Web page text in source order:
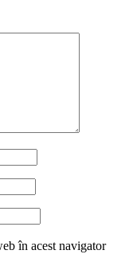
în acest navigator